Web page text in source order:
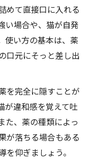
めて直接口に入れる
い場合や、猫が自発
使い方の基本は、薬
口元にそっと差し出
を完全に隠すことが
が違和感を覚えて吐
た、薬の種類によっ
が落ちる場合もある
を仰ぎましょう。